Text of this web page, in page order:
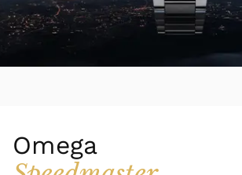
Omega